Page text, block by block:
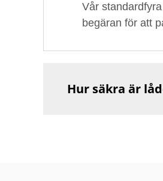
Vår
begäran för att
Hur säkra är